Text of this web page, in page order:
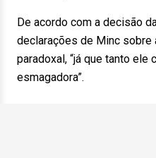
De acordo com a decisão
declarações de Minc sobre
paradoxal, “já que tanto
esmagadora”.